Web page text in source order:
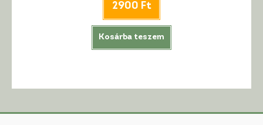
2900 Ft
Kosárba teszem